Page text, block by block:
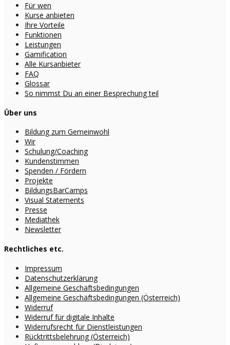
Für wen
Kurse anbieten
Ihre Vorteile
Funktionen
Leistungen
Gamification
Alle Kursanbieter
FAQ
Glossar
So nimmst Du an einer Besprechung teil
Über uns
Bildung zum Gemeinwohl
Wir
Schulung/Coaching
Kundenstimmen
Spenden / Fördern
Projekte
BildungsBarCamps
Visual Statements
Presse
Mediathek
Newsletter
Rechtliches etc.
Impressum
Datenschutzerklärung
Allgemeine Geschäftsbedingungen
Allgemeine Geschäftsbedingungen (Österreich)
Widerruf
Widerruf für digitale Inhalte
Widerrufsrecht für Dienstleistungen
Rücktrittsbelehrung (Österreich)